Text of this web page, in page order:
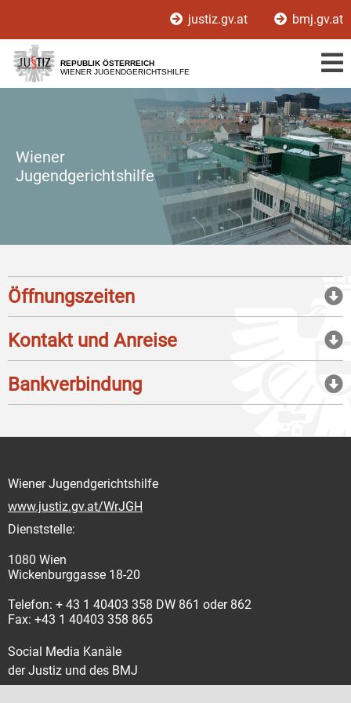
[1]
[2]
justiz.gv.at bmj.gv.at
REPUBLIK ÖSTERREICH
WIENER JUGENDGERICHTSHILFE
Wiener
Jugendgerichtshilfe
Öffnungszeiten
Kontakt und Anreise
Bankverbindung
Wiener Jugendgerichtshilfe
www.justiz.gv.at/WrJGH
Dienststelle:
1080 Wien
Wickenburggasse 18-20
Telefon: + 43 1 40403 358 DW 861 oder 862
Fax: +43 1 40403 358 865
Social Media Kanäle
der Justiz und des BMJ